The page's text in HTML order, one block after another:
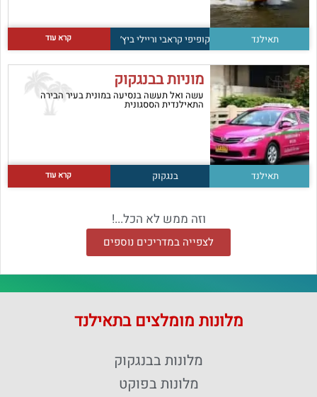
תאילנד קופיפי קראבי וריילי ביץ׳ קרא עוד
מוניות בבנגקוק
עשה ואל תעשה בנסיעה במונית בעיר הבירה
התאילנדית הססגונית
תאילנד בנגקוק קרא עוד
וזה ממש לא הכל...!
לצפייה במדריכים נוספים
מלונות מומלצים בתאילנד
מלונות בבנגקוק
מלונות בפוקט